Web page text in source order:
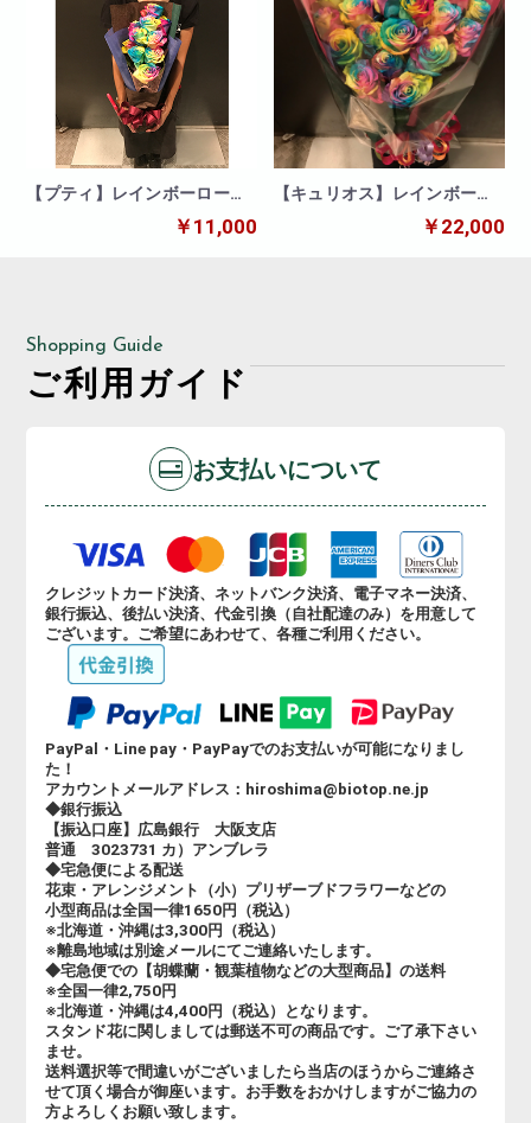
【プティ】レインボーローズ
￥11,000
【キュリオス】レインボーロ
￥22,000
Shopping Guide
ご利用ガイド
お支払いについて
クレジットカード決済、ネットバンク決済、電子マネー決済、
銀行振込、後払い決済、代金引換（自社配達のみ）を用意して
ございます。ご希望にあわせて、各種ご利用ください。
PayPal・Line pay・PayPayでのお支払いが可能になりまし
た！
アカウントメールアドレス：hiroshima@biotop.ne.jp
◆銀行振込
【振込口座】広島銀行 大阪支店
普通 3023731 カ）アンブレラ
◆宅急便による配送
花束・アレンジメント（小）プリザーブドフラワーなどの
小型商品は全国一律1650円（税込）
※北海道・沖縄は3,300円（税込）
※離島地域は別途メールにてご連絡いたします。
◆宅急便での【胡蝶蘭・観葉植物などの大型商品】の送料
※全国一律2,750円
※北海道・沖縄は4,400円（税込）となります。
スタンド花に関しましては郵送不可の商品です。ご了承下さい
ませ。
送料選択等で間違いがございましたら当店のほうからご連絡さ
せて頂く場合が御座います。お手数をおかけしますがご協力の
方よろしくお願い致します。